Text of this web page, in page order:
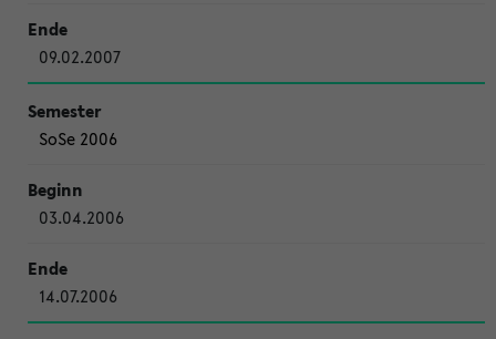
09.02.2007
SoSe 2006
03.04.2006
14.07.2006